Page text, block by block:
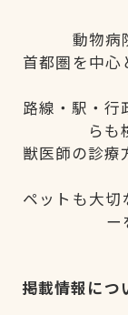
動物病
首都圏を中心
路線・駅・行
らも
獣医師の診療
ペットも大切
ー
掲載情報につ